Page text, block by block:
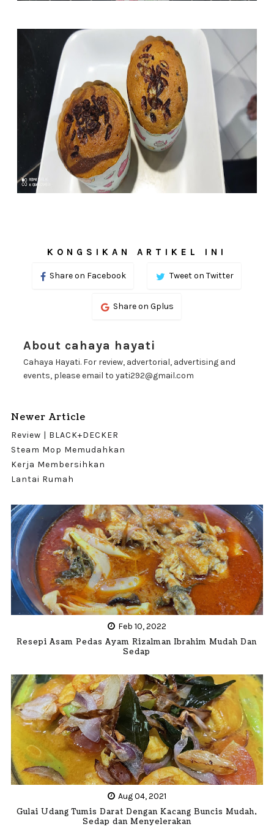
KONGSIKAN ARTIKEL INI
Share on Facebook Tweet on Twitter
Share on Gplus
About cahaya hayati
Cahaya Hayati. For review, advertorial, advertising and
events, please email to yati292@gmail.com
Newer Article
Review | BLACK+DECKER
Steam Mop Memudahkan
Kerja Membersihkan
Lantai Rumah
Feb 10, 2022
Resepi Asam Pedas Ayam Rizalman Ibrahim Mudah Dan
Sedap
Aug 04, 2021
Gulai Udang Tumis Darat Dengan Kacang Buncis Mudah,
Sedap dan Menyelerakan